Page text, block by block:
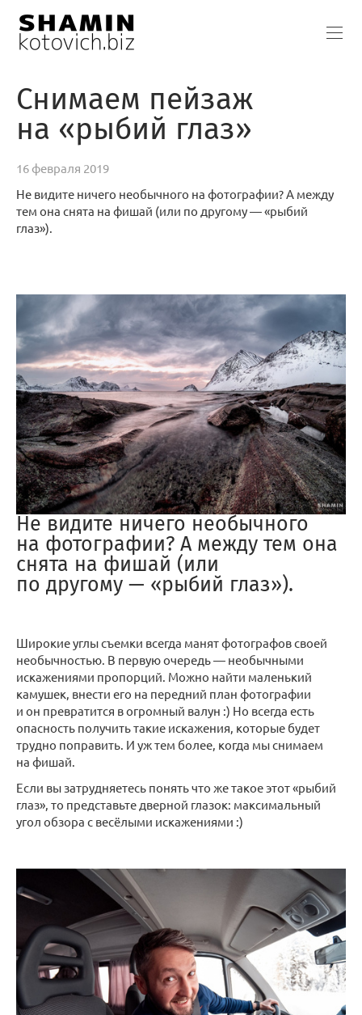
Снимаем пейзаж
на «рыбий глаз»
16 февраля 2019
Не видите ничего необычного на фотографии? А между
тем она снята на фишай (или по другому — «рыбий
глаз»).
Не видите ничего необычного
на фотографии? А между тем она
снята на фишай (или
по другому — «рыбий глаз»).
Широкие углы съемки всегда манят фотографов своей
необычностью. В первую очередь — необычными
искажениями пропорций. Можно найти маленький
камушек, внести его на передний план фотографии
и он превратится в огромный валун :) Но всегда есть
опасность получить такие искажения, которые будет
трудно поправить. И уж тем более, когда мы снимаем
на фишай.
Если вы затрудняетесь понять что же такое этот «рыбий
глаз», то представьте дверной глазок: максимальный
угол обзора с весёлыми искажениями :)